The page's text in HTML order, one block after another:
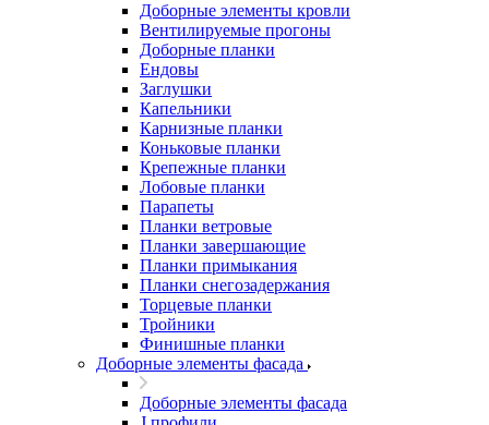
Доборные элементы кровли
Вентилируемые прогоны
Доборные планки
Ендовы
Заглушки
Капельники
Карнизные планки
Коньковые планки
Крепежные планки
Лобовые планки
Парапеты
Планки ветровые
Планки завершающие
Планки примыкания
Планки снегозадержания
Торцевые планки
Тройники
Финишные планки
Доборные элементы фасада
Доборные элементы фасада